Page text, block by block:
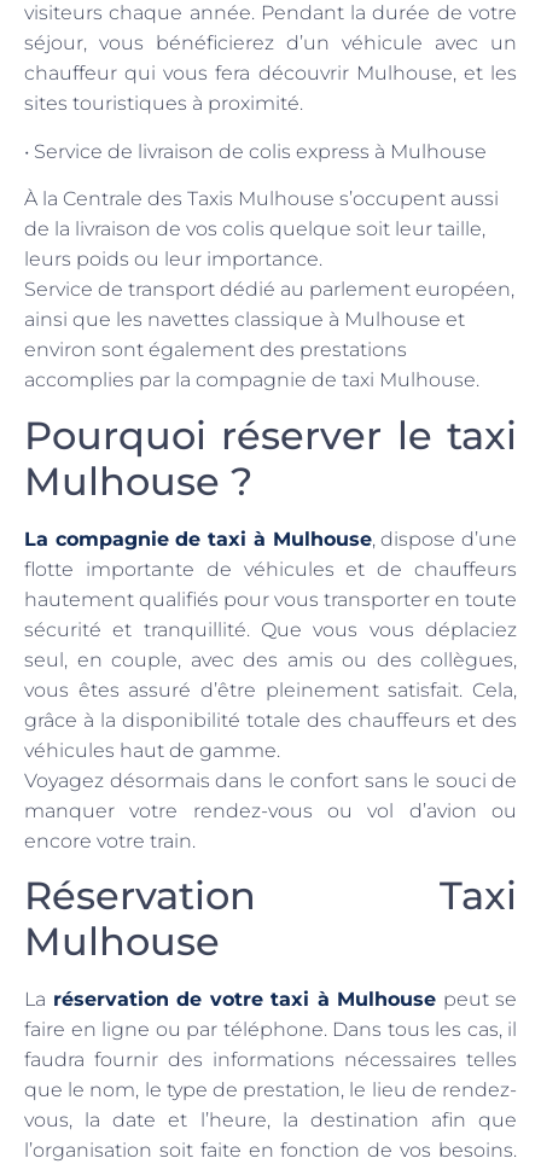
visiteurs chaque année. Pendant la durée de votre
séjour, vous bénéficierez d’un véhicule avec un
chauffeur qui vous fera découvrir Mulhouse, et les
sites touristiques à proximité.
• Service de livraison de colis express à Mulhouse
À la Centrale des Taxis Mulhouse s’occupent aussi
de la livraison de vos colis quelque soit leur taille,
leurs poids ou leur importance.
Service de transport dédié au parlement européen,
ainsi que les navettes classique à Mulhouse et
environ sont également des prestations
accomplies par la compagnie de taxi Mulhouse.
Pourquoi réserver le taxi
Mulhouse ?
La compagnie de taxi à Mulhouse, dispose d’une
flotte importante de véhicules et de chauffeurs
hautement qualifiés pour vous transporter en toute
sécurité et tranquillité. Que vous vous déplaciez
seul, en couple, avec des amis ou des collègues,
vous êtes assuré d’être pleinement satisfait. Cela,
grâce à la disponibilité totale des chauffeurs et des
véhicules haut de gamme.
Voyagez désormais dans le confort sans le souci de
manquer votre rendez-vous ou vol d’avion ou
encore votre train.
Réservation Taxi
Mulhouse
La réservation de votre taxi à Mulhouse peut se
faire en ligne ou par téléphone. Dans tous les cas, il
faudra fournir des informations nécessaires telles
que le nom, le type de prestation, le lieu de rendez-
vous, la date et l’heure, la destination afin que
l’organisation soit faite en fonction de vos besoins.